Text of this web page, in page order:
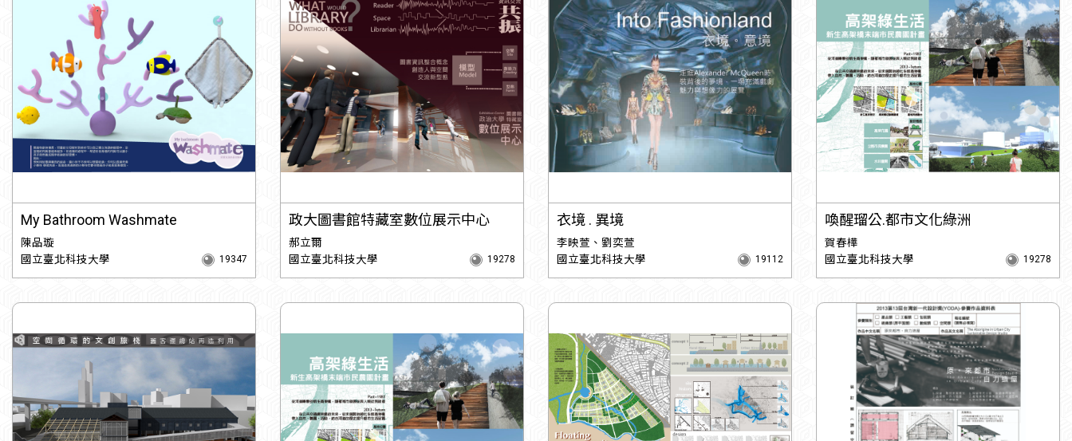
My Bathroom Washmate
陳品璇
國立臺北科技大學
19347
政大圖書館特藏室數位展示中心
郝立爾
國立臺北科技大學
19278
衣境 . 異境
李映萱、劉奕萱
國立臺北科技大學
19112
喚醒瑠公.都市文化綠洲
賀春樺
國立臺北科技大學
19278